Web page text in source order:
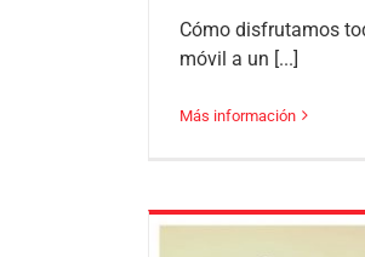
Cómo disfrutamos
móvil a un [...]
Más información